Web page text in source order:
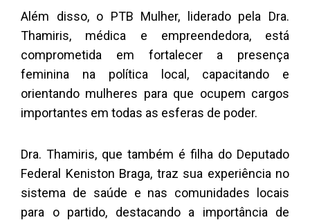
Além disso, o PTB Mulher, liderado pela Dra.
Thamiris, médica e empreendedora, está
comprometida em fortalecer a presença
feminina na política local, capacitando e
orientando mulheres para que ocupem cargos
importantes em todas as esferas de poder.
Dra. Thamiris, que também é filha do Deputado
Federal Keniston Braga, traz sua experiência no
sistema de saúde e nas comunidades locais
para o partido, destacando a importância de